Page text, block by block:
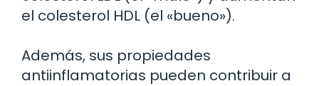
el colesterol HDL (el «bueno»).
Además, sus propiedades
antiinflamatorias pueden contribuir a